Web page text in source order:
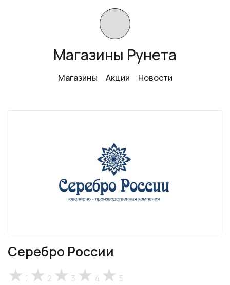
Магазины Рунета
Магазины Акции Новости
Серебро России
1 2 3 4 5